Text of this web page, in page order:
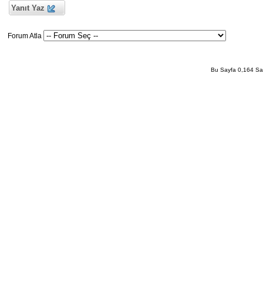
Yanıt Yaz
Forum Atla
Bu Sayfa 0,164